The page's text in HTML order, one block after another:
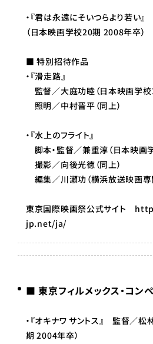
・『君は永遠にそいつらより若い
（日本映画学校20期 2008年卒）
■ 特別招待作品
・『滑走路』
監督／大庭功睦（日本映画学校
照明／中村晋平（同上）
・『水上のフライト』
脚本・監督／兼重淳（日本映画
撮影／向後光徳（同上）
編集／川瀬功（横浜放送映画
東京国際映画祭公式サイト
jp.net/ja/
■ 東京フィルメックス・コン
・『オキナワ サントス』 監督／
期 2004年卒）